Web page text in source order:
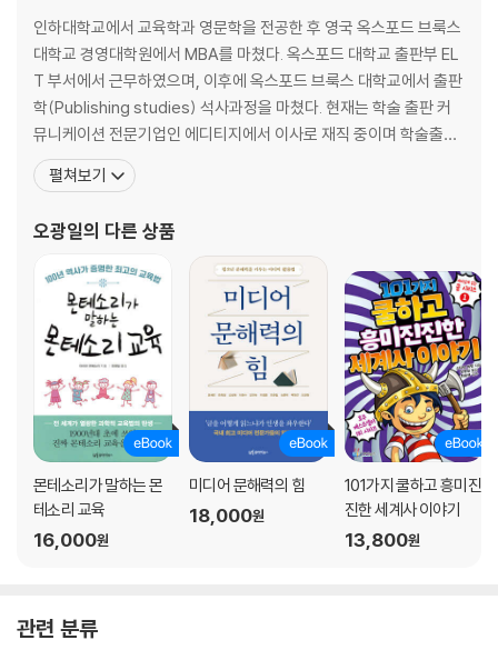
자연스럽게 문자 언어 습득하기
Chapter 2. 교구를 이용한 읽기와 쓰기 교육 250
첫 번째 단계 : 필기도구를 이용한 근육 훈련
두 번째 단계 : 알파벳의 시각적 이미지와 쓰기에 필요한 동작 기억하기
세 번째 단계 : 단어 구성을 위한 연습
읽기
Chapter 3. 유아기의 언어 283
숫자의 기호 배우기
더하기, 빼기, 곱하기, 나누기
십진수 배우기: 10을 넘어선 계산
5부 효과적인 교육을 위하여
Chapter 1. 활동의 순서 310
교구를 이용한 활동의 단계
Chapter 2. 품행 교육에 관한 일반적인 생각 317
인하대학교에서 교육학과 영문학을 전공한 후 영국 옥스포드 브룩스
대학교 경영대학원에서 MBA를 마쳤다. 옥스포드 대학교 출판부 EL
T 부서에서 근무하였으며, 이후에 옥스포드 브룩스 대학교에서 출판
학(Publishing studies) 석사과정을 마쳤다. 현재는 학술 출판 커
뮤니케이션 전문기업인 에디티지에서 이사로 재직 중이며 학술출판
전문 컨설턴트로서 활동 중이다. 역서로는 《성적 좋은 아이가 왜 실패
하는가》, 《101가지 쿨하고 흥미진진한 세계사 이야기》, 《101가지 쿨
이》, 《숫자도 익히는 몬테소리 영어 놀이
펼쳐보기
오광일의 다른 상품
몬테소리가 말하는 몬
테소리 교육
16,000원
미디어 문해력의 힘
18,000원
101가지 쿨하고 흥미진
진한 세계사 이야기
13,800원
관련 분류